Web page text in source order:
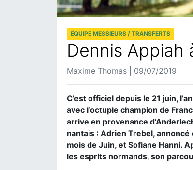
ÉQUIPE MESSIEURS / TRANSFERTS
Dennis Appiah
Maxime Thomas | 09/07/2019
C’est officiel depuis le 21 juin,
avec l’octuple champion de
arrive en provenance
nantais : Adrien Trebel,
mois de Juin, et Sofiane Hanni.
les esprits normands, son